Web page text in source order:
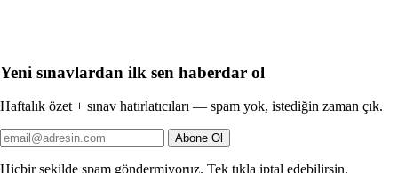
Yeni sınavlardan ilk sen haberdar ol
Haftalık özet + sınav hatırlatıcıları — spam yok, istediğin zaman çık.
Abone Ol
Hiçbir şekilde spam göndermiyoruz. Tek tıkla iptal edebilirsin.